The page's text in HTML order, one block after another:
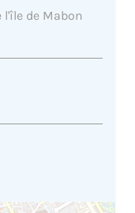
l'île de Mabon